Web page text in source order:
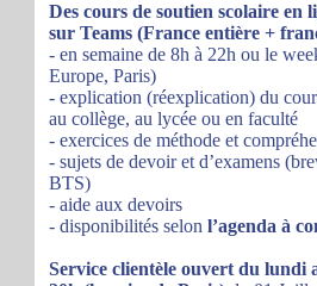
Des cours de soutien scolaire en
sur Teams (France entière +
- en semaine de 8h à 22h ou le
Europe, Paris)
- explication (réexplication) du
au collège, au lycée ou en faculté
- exercices de méthode et
- sujets de devoir et d’examens
BTS)
- aide aux devoirs
- disponibilités selon l’agenda à
Service clientèle ouvert du lundi